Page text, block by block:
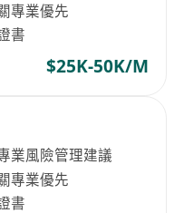
專業優先
書
$25K-50K/M
業風險管理建議
專業優先
書